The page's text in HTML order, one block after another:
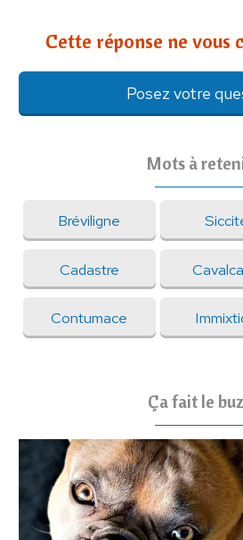
Cette réponse ne vous
Posez votre
Mots à
Bréviligne
Cadastre
Contumace
Ça fait le